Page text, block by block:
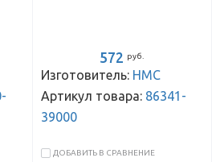
572 руб.
Изготовитель: HMC
Артикул товара: 86341-
39000
ДОБАВИТЬ В СРАВНЕНИЕ